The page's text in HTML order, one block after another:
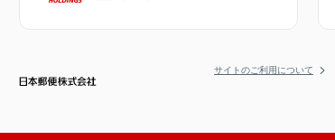
サイトのご利用について